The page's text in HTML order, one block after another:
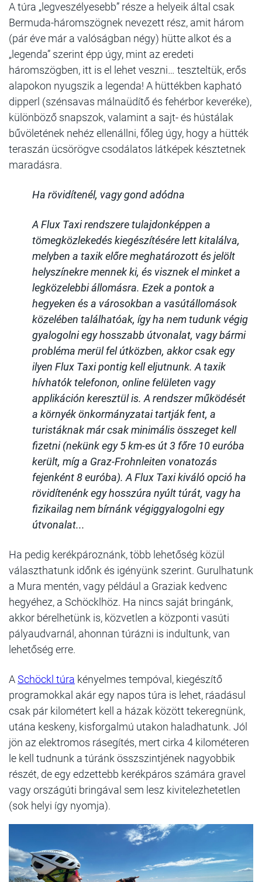
A túra „legveszélyesebb” része a helyeik által csak
Bermuda-háromszögnek nevezett rész, amit három
(pár éve már a valóságban négy) hütte alkot és a
„legenda” szerint épp úgy, mint az eredeti
háromszögben, itt is el lehet veszni… teszteltük, erős
alapokon nyugszik a legenda! A hüttékben kapható
dipperl (szénsavas málnaüdítő és fehérbor keveréke),
különböző snapszok, valamint a sajt- és hústálak
bűvöletének nehéz ellenállni, főleg úgy, hogy a hütték
teraszán ücsörögve csodálatos látképek késztetnek
maradásra.
Ha rövidítenél, vagy gond adódna
A Flux Taxi rendszere tulajdonképpen a
tömegközlekedés kiegészítésére lett kitalálva,
melyben a taxik előre meghatározott és jelölt
helyszínekre mennek ki, és visznek el minket a
legközelebbi állomásra. Ezek a pontok a
hegyeken és a városokban a vasútállomások
közelében találhatóak, így ha nem tudunk végig
gyalogolni egy hosszabb útvonalat, vagy bármi
probléma merül fel útközben, akkor csak egy
ilyen Flux Taxi pontig kell eljutnunk. A taxik
hívhatók telefonon, online felületen vagy
applikáción keresztül is. A rendszer működését
a környék önkormányzatai tartják fent, a
turistáknak már csak minimális összeget kell
fizetni (nekünk egy 5 km-es út 3 főre 10 euróba
került, míg a Graz-Frohnleiten vonatozás
fejenként 8 euróba). A Flux Taxi kiváló opció ha
rövidítenénk egy hosszúra nyúlt túrát, vagy ha
fizikailag nem bírnánk végiggyalogolni egy
útvonalat...
Ha pedig kerékpároznánk, több lehetőség közül
választhatunk időnk és igényünk szerint. Gurulhatunk
a Mura mentén, vagy például a Graziak kedvenc
hegyéhez, a Schöcklhöz. Ha nincs saját bringánk,
akkor bérelhetünk is, közvetlen a központi vasúti
pályaudvarnál, ahonnan túrázni is indultunk, van
lehetőség erre.
ASchöckl túra kényelmes tempóval, kiegészítő
programokkal akár egy napos túra is lehet, ráadásul
csak pár kilométert kell a házak között tekeregnünk,
utána keskeny, kisforgalmú utakon haladhatunk. Jól
jön az elektromos rásegítés, mert cirka 4 kilométeren
le kell tudnunk a túránk összszintjének nagyobbik
részét, de egy edzettebb kerékpáros számára gravel
vagy országúti bringával sem lesz kivitelezhetetlen
(sok helyi így nyomja).